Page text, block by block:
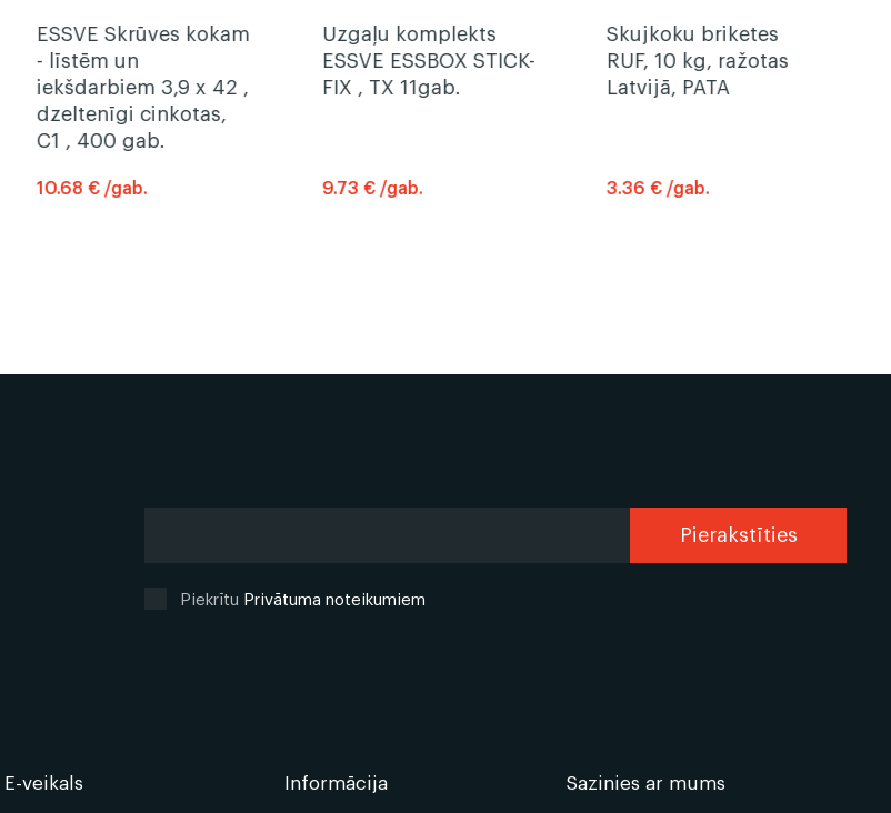
ESSVE Skrūves kokam
- līstēm un
iekšdarbiem 3,9 x 42 ,
dzeltenīgi cinkotas,
C1 , 400 gab.
10.68 € /gab.
Uzgaļu komplekts
ESSVE ESSBOX STICK-
FIX , TX 11gab.
9.73 € /gab.
Skujkoku briketes
RUF, 10 kg, ražotas
Latvijā, PATA
3.36 € /gab.
Piekrītu Privātuma noteikumiem
E-veikals Informācija Sazinies ar mums